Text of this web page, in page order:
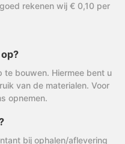
rekenen wij € 0,10 per
te bouwen. Hiermee bent u
van de materialen. Voor
opnemen.
bij ophalen/aflevering